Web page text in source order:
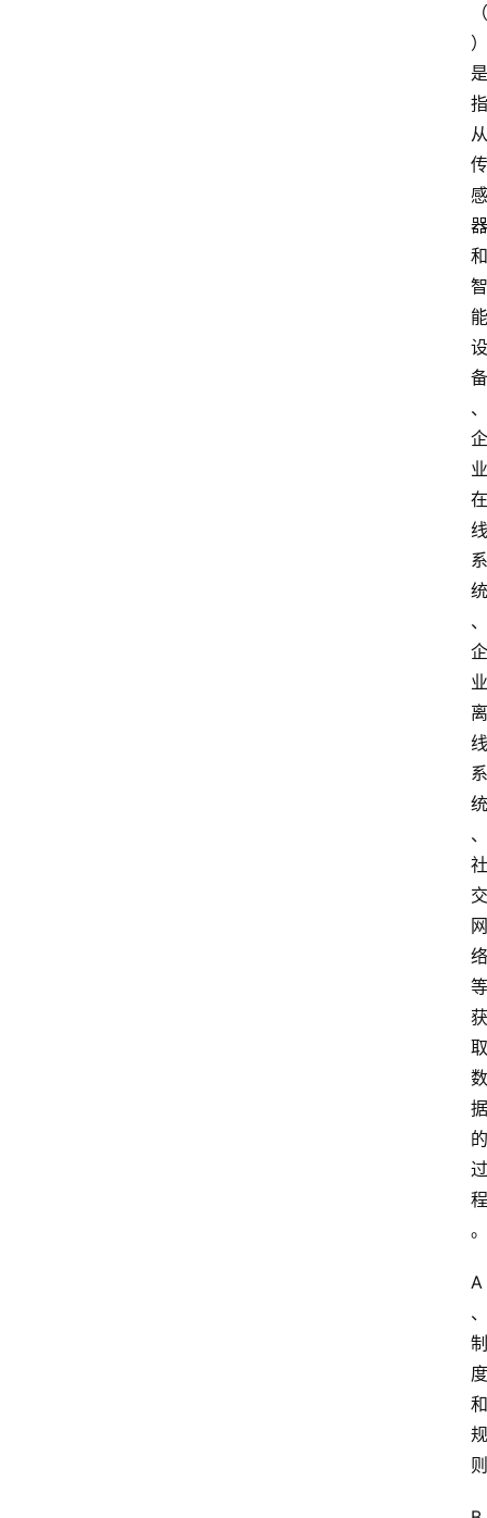
（
）
是
指
从
传
感
器
和
智
能
设
备
、
企
业
在
线
系
统
、
企
业
离
线
系
统
、
社
交
网
络
等
获
取
数
据
的
过
程
。
A
、
制
度
和
规
则